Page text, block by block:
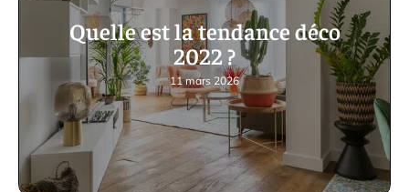
Quelle est la tendance déco
2022 ?
11 mars 2026